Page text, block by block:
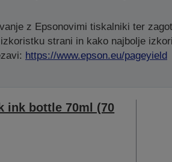
z Epsonovimi tiskalniki ter
strani in kako najbolje
https://www.epson.eu/pageyield
ink bottle 70ml (70